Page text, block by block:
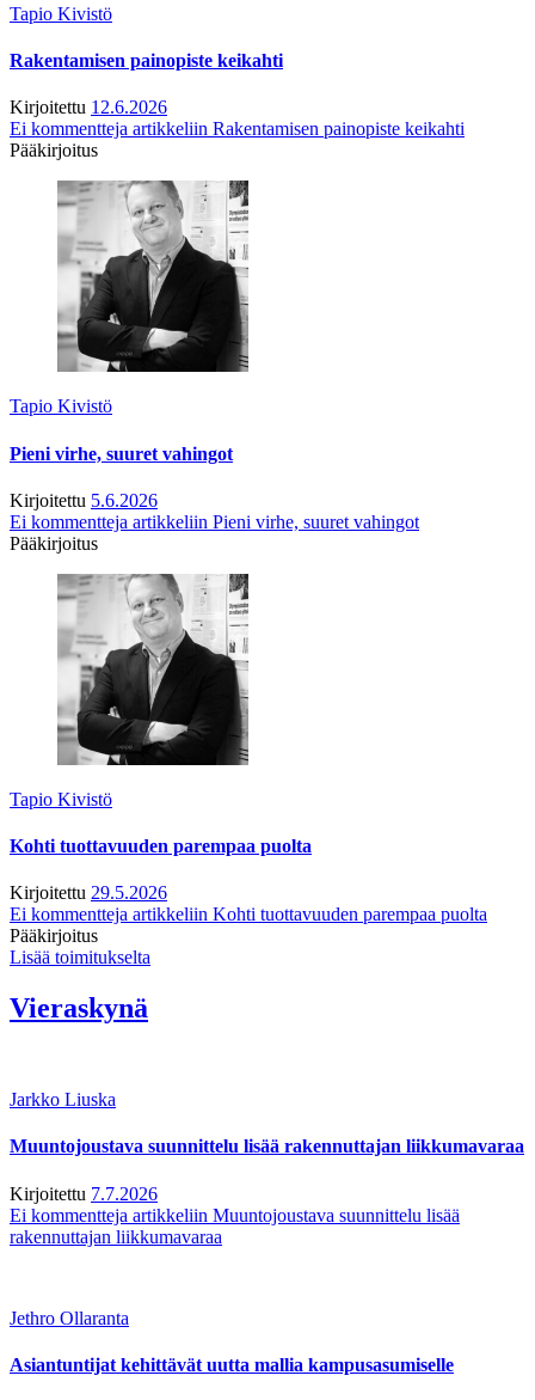
Tapio Kivistö
Rakentamisen painopiste keikahti
Kirjoitettu 12.6.2026
Ei kommentteja artikkeliin Rakentamisen painopiste keikahti
Pääkirjoitus
Tapio Kivistö
Pieni virhe, suuret vahingot
Kirjoitettu 5.6.2026
Ei kommentteja artikkeliin Pieni virhe, suuret vahingot
Pääkirjoitus
Tapio Kivistö
Kohti tuottavuuden parempaa puolta
Kirjoitettu 29.5.2026
Ei kommentteja artikkeliin Kohti tuottavuuden parempaa puolta
Pääkirjoitus
Lisää toimitukselta
Vieraskynä
Jarkko Liuska
Muuntojoustava suunnittelu lisää rakennuttajan liikkumavaraa
Kirjoitettu 7.7.2026
Ei kommentteja artikkeliin Muuntojoustava suunnittelu lisää
rakennuttajan liikkumavaraa
Jethro Ollaranta
Asiantuntijat kehittävät uutta mallia kampusasumiselle